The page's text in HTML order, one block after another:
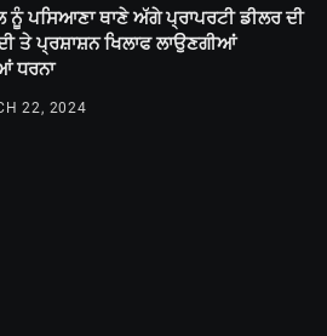
ਪਸਿਆਣਾ ਥਾਣੇ ਅੱਗੇ ਪ੍ਰਾਪਰਟੀ ਡੀਲਰ ਦੀ
ਤੇ ਪ੍ਰਸ਼ਾਸ਼ਨ ਖਿਲਾਫ ਲਾਉਣਗੀਆਂ
ਧਰਨਾ
22, 2024